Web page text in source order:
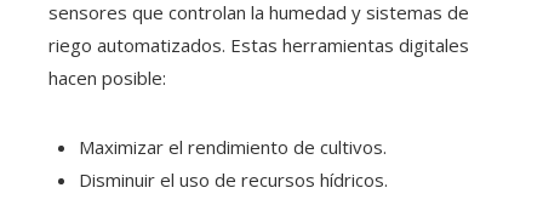
sensores que controlan la humedad y sistemas de
riego automatizados. Estas herramientas digitales
hacen posible:
Maximizar el rendimiento de cultivos.
Disminuir el uso de recursos hídricos.